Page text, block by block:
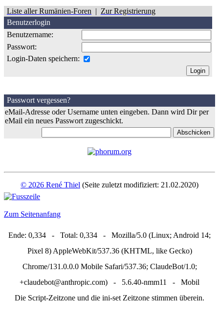
Liste aller Rumänien-Foren | Zur Registrierung
Benutzerlogin
Benutzername:
Passwort:
Login-Daten speichern:
Passwort vergessen?
eMail-Adresse oder Username unten eingeben. Dann wird Dir per
eMail ein neues Passwort zugeschickt.
© 2026 René Thiel (Seite zuletzt modifiziert: 21.02.2020)
Zum Seitenanfang
Ende: 0,334 - Total: 0,334 - Mozilla/5.0 (Linux; Android 14;
Pixel 8) AppleWebKit/537.36 (KHTML, like Gecko)
Chrome/131.0.0.0 Mobile Safari/537.36; ClaudeBot/1.0;
+claudebot@anthropic.com) - 5.6.40-nmm11 - Mobil
Die Script-Zeitzone und die ini-set Zeitzone stimmen überein.